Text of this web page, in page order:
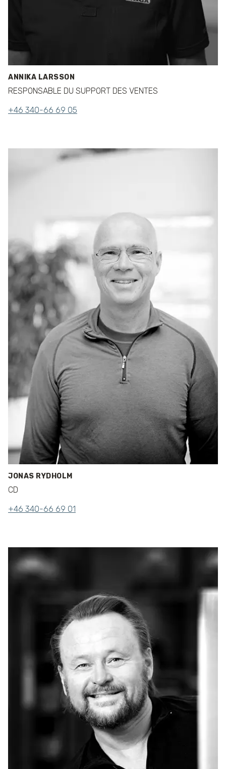
ANNIKA LARSSON
RESPONSABLE DU SUPPORT DES VENTES
+46 340-66 69 05
JONAS RYDHOLM
CD
+46 340-66 69 01